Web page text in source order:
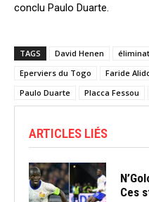
conclu Paulo Duarte.
TAGS David Henen
Eperviers du Togo
Faride
Paulo Duarte
Placca Fessou
ARTICLES LIÉS
Ces